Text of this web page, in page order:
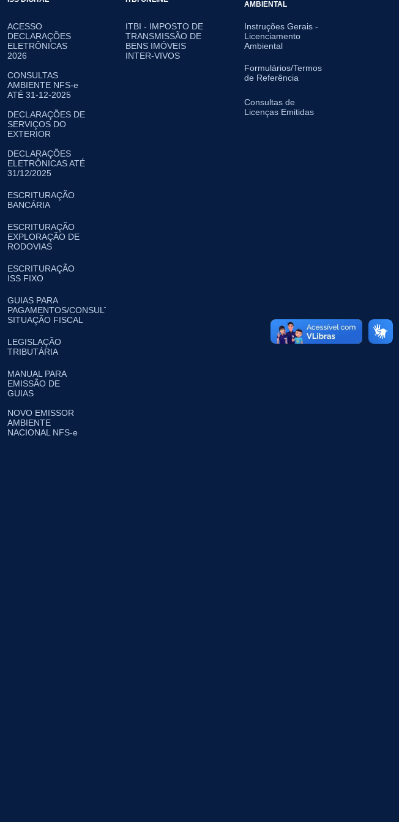
ACESSO
DECLARAÇÕES
ELETRÔNICAS
2026
CONSULTAS
AMBIENTE NFS-e
ATÉ 31-12-2025
DECLARAÇÕES DE
SERVIÇOS DO
EXTERIOR
DECLARAÇÕES
ELETRÔNICAS ATÉ
31/12/2025
ESCRITURAÇÃO
BANCÁRIA
ESCRITURAÇÃO
EXPLORAÇÃO DE
RODOVIAS
ESCRITURAÇÃO
ISS FIXO
GUIAS PARA
PAGAMENTOS/CONSULTA
SITUAÇÃO FISCAL
LEGISLAÇÃO
TRIBUTÁRIA
MANUAL PARA
EMISSÃO DE
GUIAS
NOVO EMISSOR
AMBIENTE
NACIONAL NFS-e
ITBI - IMPOSTO DE
TRANSMISSÃO DE
BENS IMÓVEIS
INTER-VIVOS
AMBIENTAL
Instruções Gerais -
Licenciamento
Ambiental
Formulários/Termos
de Referência
Consultas de
Licenças Emitidas